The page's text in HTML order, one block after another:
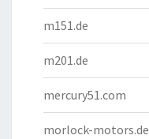
m151.de
m201.de
mercury51.com
morlock-motors.de